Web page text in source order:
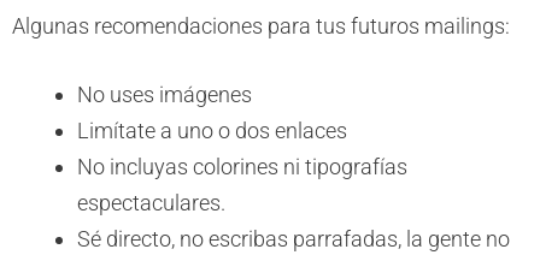
Algunas recomendaciones para tus futuros mailings:
No uses imágenes
Limítate a uno o dos enlaces
No incluyas colorines ni tipografías
espectaculares.
Sé directo, no escribas parrafadas, la gente no